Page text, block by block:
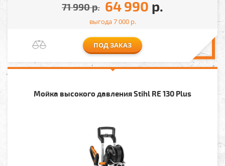
71 990р. 64 990 р.
выгода 7 000р.
ПОД ЗАКАЗ
Мойка высокого давления Stihl RE 130 Plus